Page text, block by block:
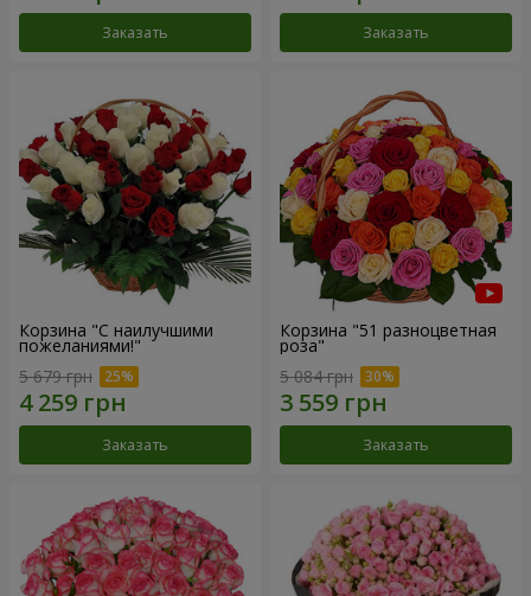
Заказать Заказать
Корзина "С наилучшими
пожеланиями!"
5 679 грн
Заказать
Корзина "51 разноцветная
роза"
5 084 грн
Заказать